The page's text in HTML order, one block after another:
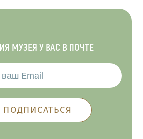
МУЗЕЯ У ВАС В ПОЧТЕ